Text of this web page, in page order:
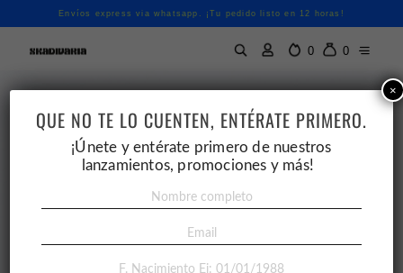
Envíos express via whatsapp. ¡Tu pedido listo en 12 horas!
0 0
QUE NO TE LO CUENTEN, ENTÉRATE PRIMERO.
¡Únete y entérate primero de nuestros
lanzamientos, promociones y más!
×